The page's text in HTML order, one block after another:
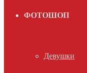
ФОТОШОП
Девушки